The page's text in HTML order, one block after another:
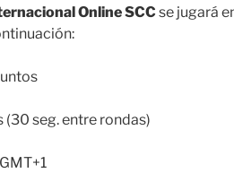
Online SCCse jugará
(30 seg. entre rondas)